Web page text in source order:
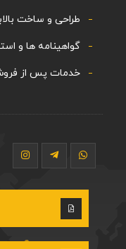
طراحی و ساخت
گواهینامه ها و
خدمات پس از فروش